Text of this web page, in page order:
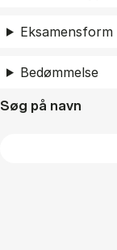
Eksamensform
Bedømmelse
Søg på navn